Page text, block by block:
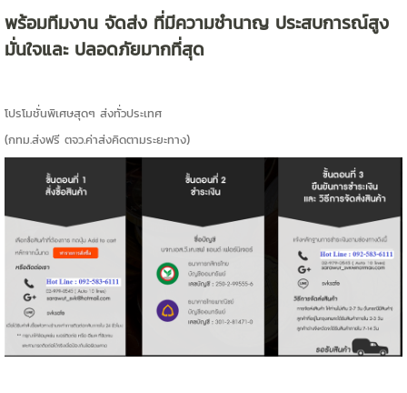
พร้อมทีมงาน จัดส่ง ที่มีความชำนาญ ประสบการณ์สูง
มั่นใจและ ปลอดภัยมากที่สุด
โปรโมชั่นพิเศษสุดๆ ส่งทั่วประเทศ
(กทม.ส่งฟรี ตจว.ค่าส่งคิดตามระยะทาง)